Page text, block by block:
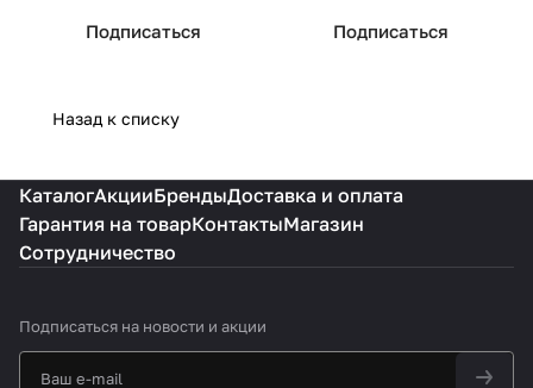
Подписаться Подписаться
Назад к списку
КаталогАкцииБрендыДоставка и оплата
Гарантия на товарКонтактыМагазин
Сотрудничество
Подписаться на новости и акции